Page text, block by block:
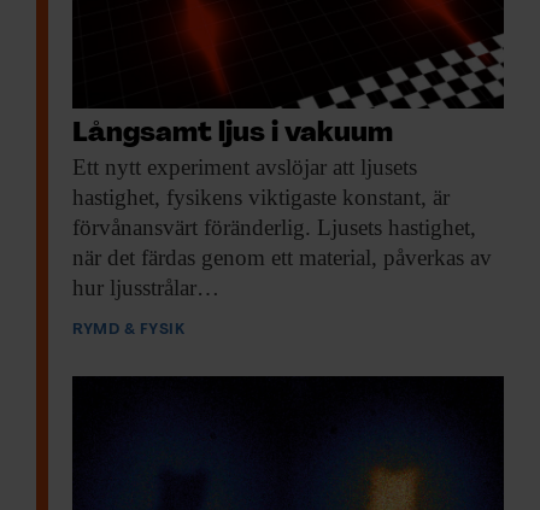
Långsamt ljus i vakuum
Ett nytt experiment avslöjar att ljusets
hastighet, fysikens viktigaste konstant, är
förvånansvärt föränderlig. Ljusets hastighet,
när det färdas genom ett material, påverkas av
hur ljusstrålar…
RYMD & FYSIK